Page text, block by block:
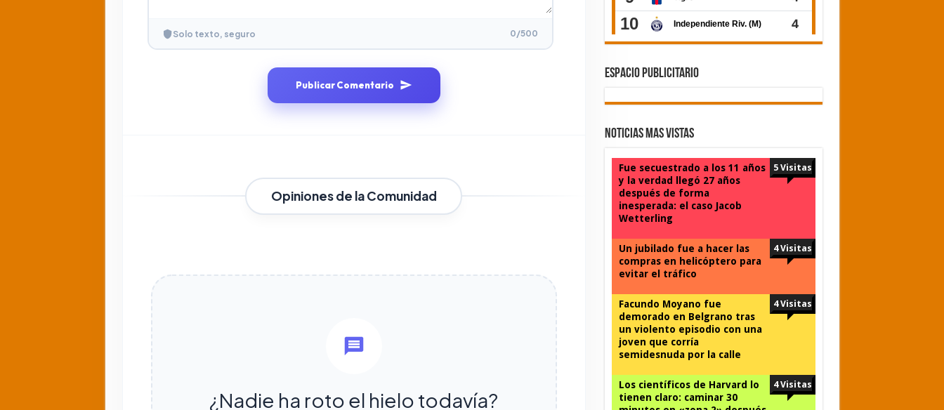
Solo texto, seguro 0/500
Publicar Comentario
Opiniones de la Comunidad
¿Nadie ha roto el hielo todavía?
ESPACIO PUBLICITARIO
Noticias Mas Vistas
Fue secuestrado a los 11 años
y la verdad llegó 27 años
después de forma
inesperada: el caso Jacob
Wetterling
5 Visitas
Un jubilado fue a hacer las
compras en helicóptero para
evitar el tráfico
4 Visitas
Facundo Moyano fue
demorado en Belgrano tras
un violento episodio con una
joven que corría
semidesnuda por la calle
4 Visitas
Los científicos de Harvard lo
tienen claro: caminar 30
4 Visitas